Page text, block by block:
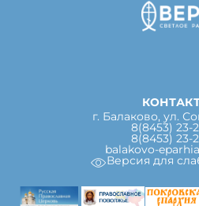
г. Балаково, ул.
8(8453) 23-
8(8453) 23-
balakovo-
Версия для